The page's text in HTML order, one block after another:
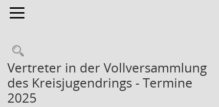
Toggle navigation
Rechercheauswahl
Vertreter in der Vollversammlung
des Kreisjugendrings - Termine
2025